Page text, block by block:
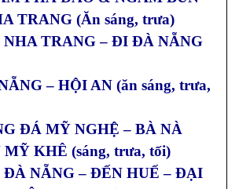
TRANG (Ăn sáng, trưa)
NHA TRANG – ĐI ĐÀ NẴNG
– HỘI AN (ăn sáng, trưa,
ĐÁ MỸ NGHỆ – BÀ NÀ
KHÊ (sáng, trưa, tối)
ĐÀ NẴNG – ĐẾN HUẾ – ĐẠI